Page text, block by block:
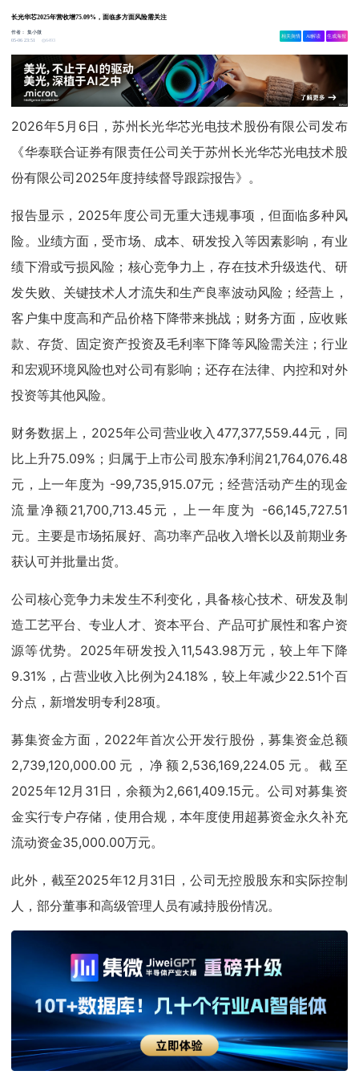
长光华芯2025年营收增75.09%，面临多方面风险需关注
作者：集小微
05-06 23:51
6493
相关舆情 AI解读 生成海报
2026年5月6日，苏州长光华芯光电技术股份有限公司发布
《华泰联合证券有限责任公司关于苏州长光华芯光电技术股
份有限公司2025年度持续督导跟踪报告》。
报告显示，2025年度公司无重大违规事项，但面临多种风
险。业绩方面，受市场、成本、研发投入等因素影响，有业
绩下滑或亏损风险；核心竞争力上，存在技术升级迭代、研
发失败、关键技术人才流失和生产良率波动风险；经营上，
客户集中度高和产品价格下降带来挑战；财务方面，应收账
款、存货、固定资产投资及毛利率下降等风险需关注；行业
和宏观环境风险也对公司有影响；还存在法律、内控和对外
投资等其他风险。
财务数据上，2025年公司营业收入477,377,559.44元，同
比上升75.09%；归属于上市公司股东净利润21,764,076.48
元，上一年度为 -99,735,915.07元；经营活动产生的现金
流量净额21,700,713.45元，上一年度为 -66,145,727.51
元。主要是市场拓展好、高功率产品收入增长以及前期业务
获认可并批量出货。
公司核心竞争力未发生不利变化，具备核心技术、研发及制
造工艺平台、专业人才、资本平台、产品可扩展性和客户资
源等优势。2025年研发投入11,543.98万元，较上年下降
9.31%，占营业收入比例为24.18%，较上年减少22.51个百
分点，新增发明专利28项。
募集资金方面，2022年首次公开发行股份，募集资金总额
2,739,120,000.00元，净额2,536,169,224.05元。截至
2025年12月31日，余额为2,661,409.15元。公司对募集资
金实行专户存储，使用合规，本年度使用超募资金永久补充
流动资金35,000.00万元。
此外，截至2025年12月31日，公司无控股股东和实际控制
人，部分董事和高级管理人员有减持股份情况。